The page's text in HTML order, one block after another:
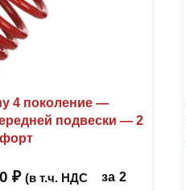
4 поколение —
подвески — 2
₽ (в т.ч. НДС
за 2